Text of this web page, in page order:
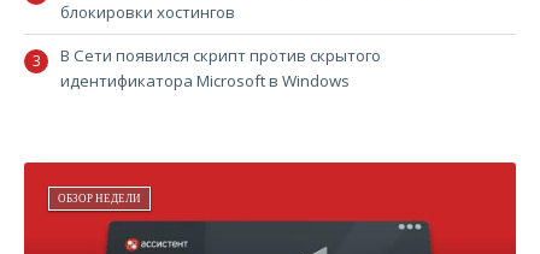
блокировки хостингов
В Сети появился скрипт против скрытого
идентификатора Microsoft в Windows
ОБЗОР НЕДЕЛИ